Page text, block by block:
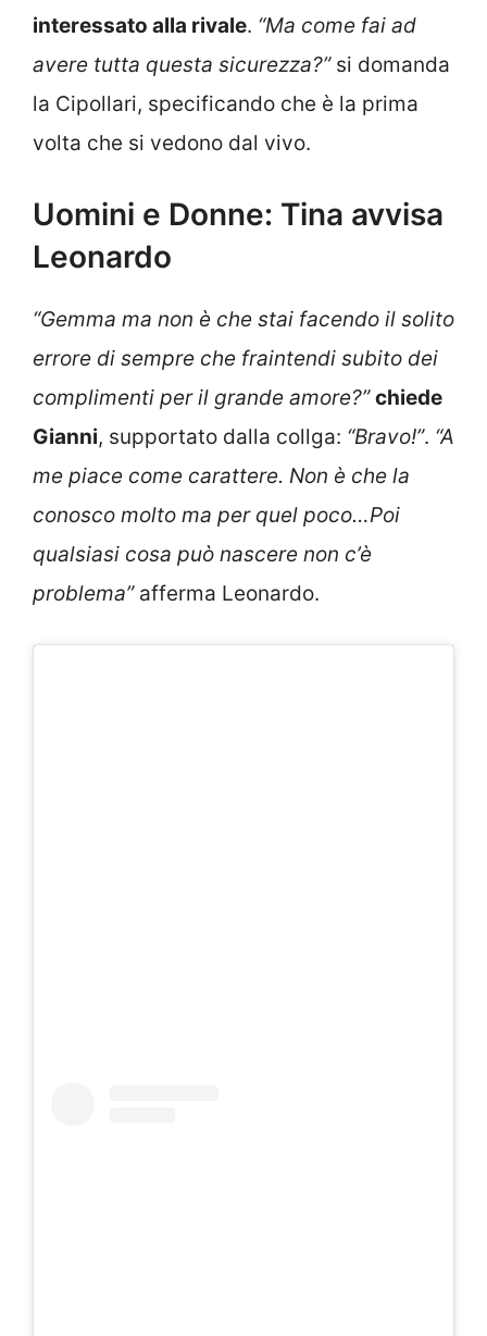
interessato alla rivale. “Ma come fai ad
avere tutta questa sicurezza?”si domanda
la Cipollari, specificando che è la prima
volta che si vedono dal vivo.
Uomini e Donne: Tina avvisa
Leonardo
“Gemma ma non è che stai facendo il solito
errore di sempre che fraintendi subito dei
complimenti per il grande amore?” chiede
Gianni, supportato dalla collga: “Bravo!”. “A
me piace come carattere. Non è che la
conosco molto ma per quel poco…Poi
qualsiasi cosa può nascere non c’è
problema”afferma Leonardo.